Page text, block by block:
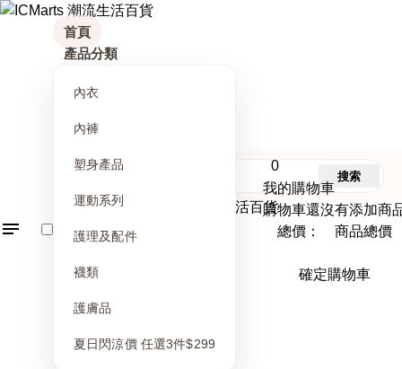
首頁
產品分類
內衣
內褲
塑身產品
運動系列
護理及配件
襪類
護膚品
夏日閃涼價 任選3件$299
0
我的購物車
購物車還沒有添加商
總價： 商品總價
確定購物車
搜索